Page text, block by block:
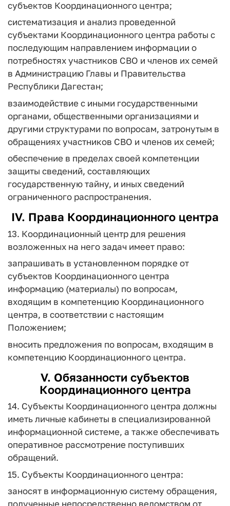
субъектов Координационного центра;
систематизация и анализ проведенной
субъектами Координационного центра работы с
последующим направлением информации о
потребностях участников СВО и членов их семей
в Администрацию Главы и Правительства
Республики Дагестан;
взаимодействие с иными государственными
органами, общественными организациями и
другими структурами по вопросам, затронутым в
обращениях участников СВО и членов их семей;
обеспечение в пределах своей компетенции
защиты сведений, составляющих
государственную тайну, и иных сведений
ограниченного распространения.
IV. Права Координационного центра
13. Координационный центр для решения
возложенных на него задач имеет право:
запрашивать в установленном порядке от
субъектов Координационного центра
информацию (материалы) по вопросам,
входящим в компетенцию Координационного
центра, в соответствии с настоящим
Положением;
вносить предложения по вопросам, входящим в
компетенцию Координационного центра.
V. Обязанности субъектов
Координационного центра
14. Субъекты Координационного центра должны
иметь личные кабинеты в специализированной
информационной системе, а также обеспечивать
оперативное рассмотрение поступивших
обращений.
15. Субъекты Координационного центра:
заносят в информационную систему обращения,
полученные непосредственно ведомством от